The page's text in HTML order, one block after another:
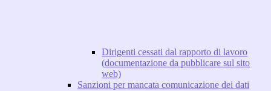
Dirigenti cessati dal rapporto di lavoro
(documentazione da pubblicare sul sito
web)
Sanzioni per mancata comunicazione dei dati